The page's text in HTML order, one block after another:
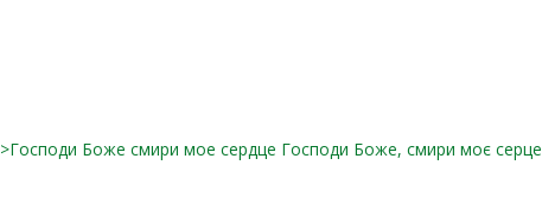
>Господи Боже смири мое сердце Господи Боже, смири моє серце